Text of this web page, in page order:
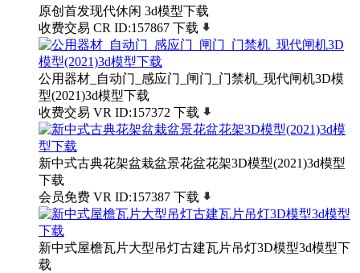
原创首发现代休闲 3d模型下载
收费交易 CR ID:157867 下载
公用器材_自动门_感应门_闸门_门禁机_现代闸机3D模
型(2021)3d模型下载
收费交易 VR ID:157372 下载
新中式古典花架盆栽盆景花盆花架3D模型(2021)3d模型
下载
会员免费 VR ID:157387 下载
新中式屋檐瓦片大型吊灯古建瓦片吊灯3D模型3d模型下
载